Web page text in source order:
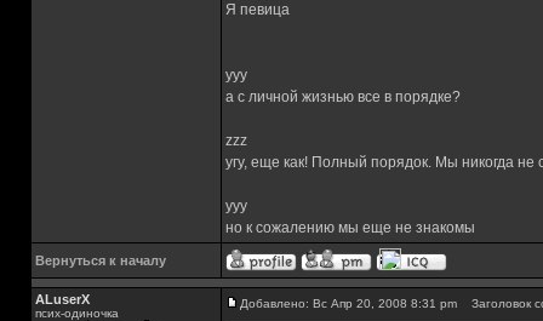
Я певица
yyy
а с личной жизнью все в порядке?
zzz
угу, еще как! Полный порядок. Мы никогда
yyy
но к сожалению мы еще не знакомы
Вернуться к началу
ALuserX
псих-одиночка
Добавлено: Вс Апр 20, 2008 8:31 pm Заголовок